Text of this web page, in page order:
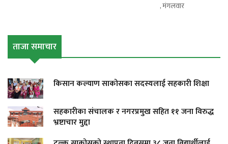
, मंगलवार
ताजा समाचार
किसान कल्याण साकोसका सदस्यलाई सहकारी शिक्षा
सहकारीका संचालक र नगरप्रमुख सहित ११ जना विरुद्ध
भ्रष्टाचार मुद्दा